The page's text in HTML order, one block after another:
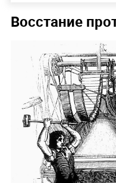
Восстание